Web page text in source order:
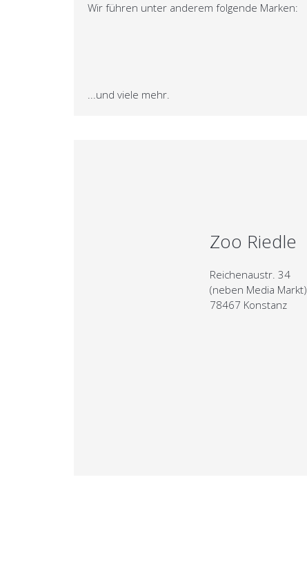
Wir führen unter anderem folgende Marken:
...und viele mehr.
Zoo Riedle
Reichenaustr. 34
(neben Media Markt)
78467 Konstanz